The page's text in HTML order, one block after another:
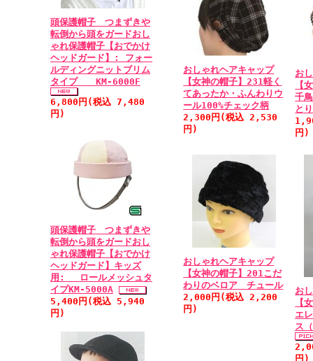
頭保護帽子 つまずきや
転倒から頭をガードおし
ゃれ保護帽子【おでかけ
ヘッドガード】: フォー
ルディングニットブリム
タイプ KM-6000F
6,800円(税込 7,480
円)
頭保護帽子 つまずきや
転倒から頭をガードおし
ゃれ保護帽子【おでかけ
ヘッドガード】キッズ
用: ロールメッシュタ
イプKM-5000A
5,400円(税込 5,940
円)
おしゃれヘアキャップ
【女神の帽子】231軽く
てあったか・ふんわりウ
ール100%チェック柄
2,300円(税込 2,530
円)
お
【
千
と
円)
おしゃれヘアキャップ
【女神の帽子】201こだ
わりのベロア チュール
2,000円(税込 2,200
円)
お
【
エ
ス
円)